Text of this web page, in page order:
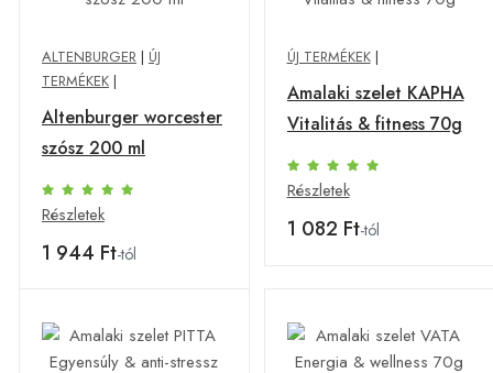
ALTENBURGER | ÚJ
TERMÉKEK |
Altenburger worcester
szósz 200 ml
Részletek
1 944 Ft-tól
ÚJ TERMÉKEK|
Amalaki szelet KAPHA
Vitalitás & fitness 70g
Részletek
1 082 Ft-tól